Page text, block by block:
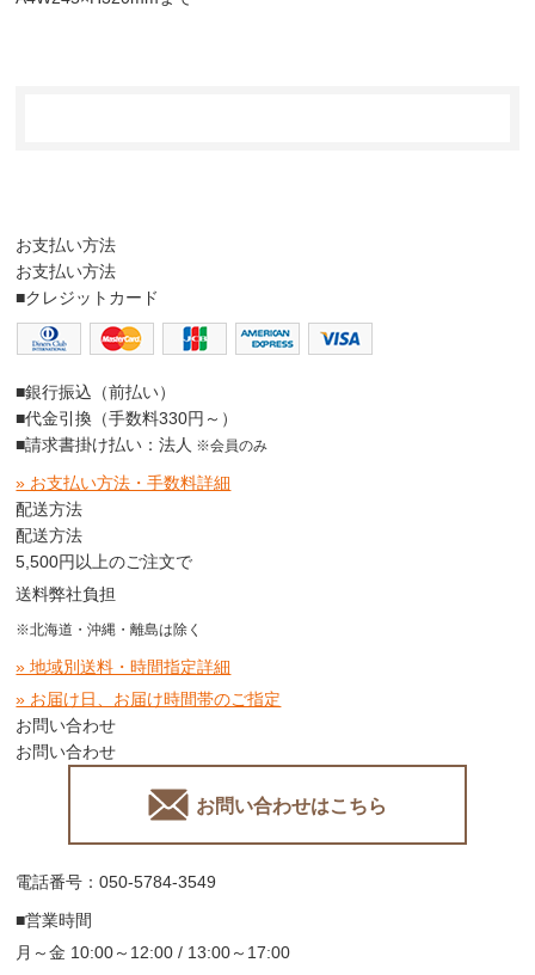
お支払い方法
お支払い方法
■クレジットカード
■銀行振込（前払い）
■代金引換（手数料330円～）
■請求書掛け払い：法人 ※会員のみ
» お支払い方法・手数料詳細
配送方法
配送方法
5,500円以上のご注文で
送料弊社負担
※北海道・沖縄・離島は除く
» 地域別送料・時間指定詳細
» お届け日、お届け時間帯のご指定
お問い合わせ
お問い合わせ
お問い合わせはこちら
電話番号：050-5784-3549
■営業時間
月～金 10:00～12:00 / 13:00～17:00